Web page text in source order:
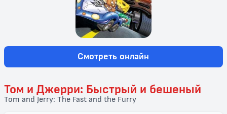
Смотреть онлайн
Том и Джерри: Быстрый и бешеный
Tom and Jerry: The Fast and the Furry